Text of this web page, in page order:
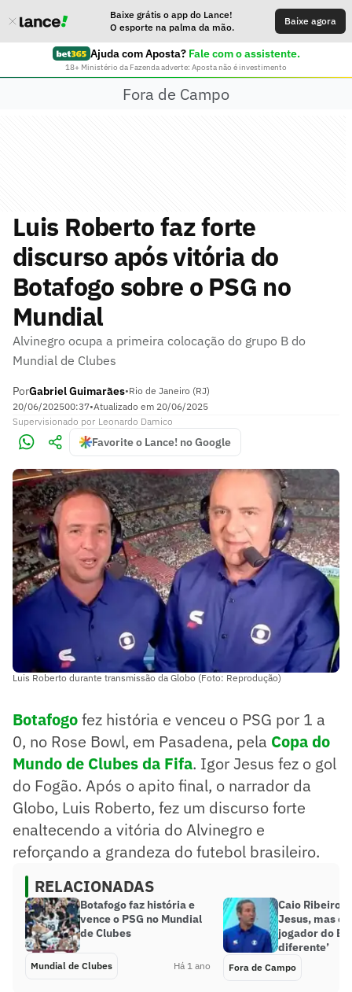
Baixe grátis o app do Lance!
O esporte na palma da mão.
Baixe agora
Ajuda com Aposta? Fale com o assistente.
18+ Ministério da Fazenda adverte: Aposta não é investimento
Fora de Campo
Luis Roberto faz forte
discurso após vitória do
Botafogo sobre o PSG no
Mundial
Alvinegro ocupa a primeira colocação do grupo B do
Mundial de Clubes
PorGabriel Guimarães•Rio de Janeiro (RJ)
20/06/202500:37•Atualizado em 20/06/2025
Supervisionado por Leonardo Damico
Favorite o Lance! no Google
Luis Roberto durante transmissão da Globo (Foto: Reprodução)
Botafogofez história e venceu o PSG por 1 a
0, no Rose Bowl, em Pasadena, pela Copa do
Mundo de Clubes da Fifa. Igor Jesus fez o gol
do Fogão. Após o apito final, o narrador da
Globo, Luis Roberto, fez um discurso forte
enaltecendo a vitória do Alvinegro e
reforçando a grandeza do futebol brasileiro.
RELACIONADAS
Botafogo faz história e
vence o PSG no Mundial
de Clubes
Mundial de Clubes Há 1 ano
Caio Ribeiro
Jesus, mas
jogador do
diferente’
Fora de Campo